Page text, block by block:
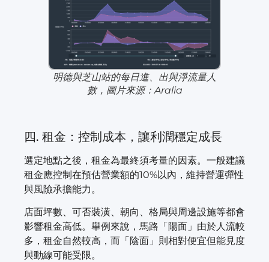
明德與芝山站的每日進、出與淨流量人
數，圖片來源：Aralia
四. 租金：控制成本，讓利潤穩定成長
選定地點之後，租金為最終須考量的因素。一般建議
租金應控制在預估營業額的10%以內，維持營運彈性
與風險承擔能力。
店面坪數、可否裝潢、朝向、格局與周邊設施等都會
影響租金高低。舉例來說，馬路「陽面」由於人流較
多，租金自然較高，而「陰面」則相對便宜但能見度
與動線可能受限。